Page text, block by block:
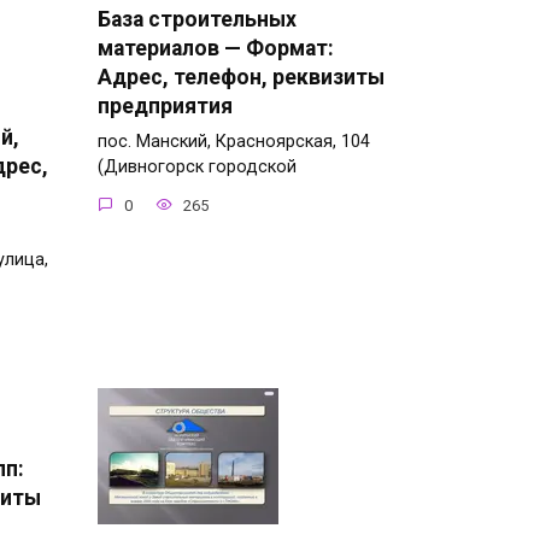
База строительных
материалов — Формат:
Адрес, телефон, реквизиты
предприятия
пос. Манский, Красноярская, 104
(Дивногорск городской
0 265